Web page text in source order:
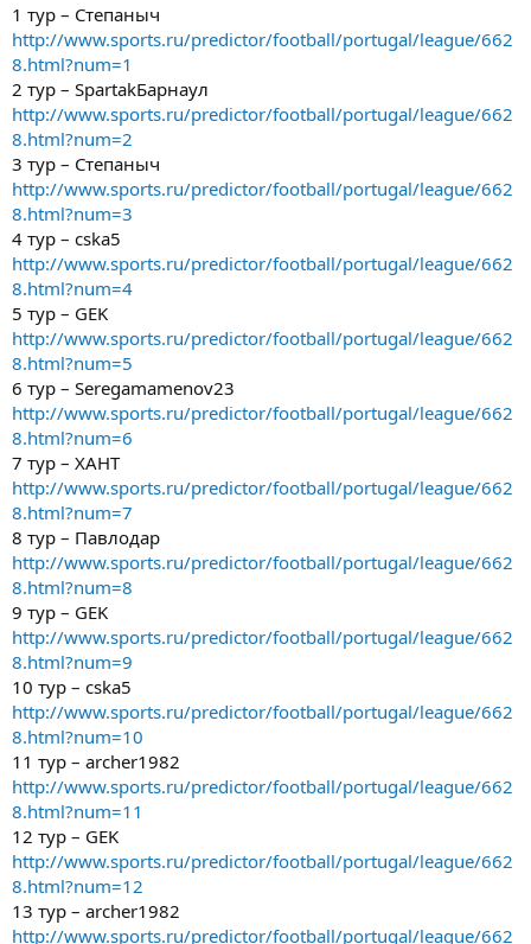
1 тур – Степаныч
http://www.sports.ru/predictor/football/portugal/league/662
8.html?num=1
2 тур – SpartakБарнаул
http://www.sports.ru/predictor/football/portugal/league/662
8.html?num=2
3 тур – Степаныч
http://www.sports.ru/predictor/football/portugal/league/662
8.html?num=3
4 тур – cska5
http://www.sports.ru/predictor/football/portugal/league/662
8.html?num=4
5 тур – GEK
http://www.sports.ru/predictor/football/portugal/league/662
8.html?num=5
6 тур – Seregamamenov23
http://www.sports.ru/predictor/football/portugal/league/662
8.html?num=6
7 тур – ХАНТ
http://www.sports.ru/predictor/football/portugal/league/662
8.html?num=7
8 тур – Павлодар
http://www.sports.ru/predictor/football/portugal/league/662
8.html?num=8
9 тур – GEK
http://www.sports.ru/predictor/football/portugal/league/662
8.html?num=9
10 тур – cska5
http://www.sports.ru/predictor/football/portugal/league/662
8.html?num=10
11 тур – archer1982
http://www.sports.ru/predictor/football/portugal/league/662
8.html?num=11
12 тур – GEK
http://www.sports.ru/predictor/football/portugal/league/662
8.html?num=12
13 тур – archer1982
http://www.sports.ru/predictor/football/portugal/league/662